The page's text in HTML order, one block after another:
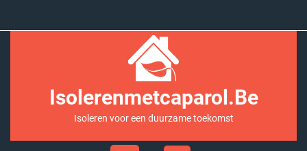
Isolerenmetcaparol.be
Isoleren voor een duurzame toekomst